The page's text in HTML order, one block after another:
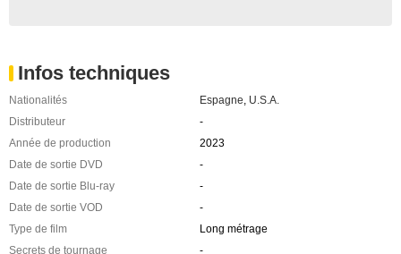
Infos techniques
Nationalités Espagne, U.S.A.
Distributeur
-
Année de production
2023
Date de sortie DVD
-
Date de sortie Blu-ray
-
Date de sortie VOD
-
Type de film
Long métrage
Secrets de tournage
-